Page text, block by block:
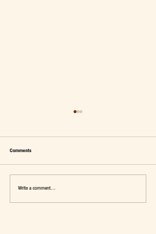
เมื่อ Self-concept ถูกเติมเต็ม Fashion อาจ
จะไม่ใช่คำตอบ
Comments
Write a comment...